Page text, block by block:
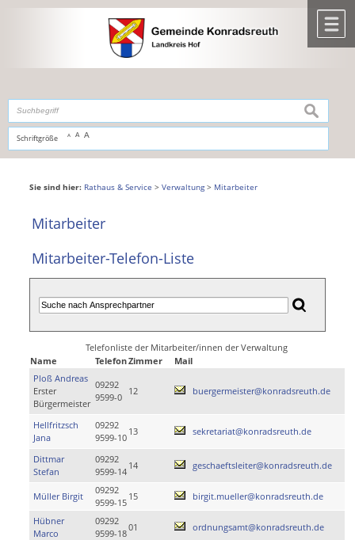
,zur Navigationoderzur Startseitespringen.
Schriftgröße A A A
suchen
Sie sind hier: Rathaus & Service > Verwaltung> Mitarbeiter
Mitarbeiter
Mitarbeiter-Telefon-Liste
Telefonliste der Mitarbeiter/innen der Verwaltung
Name
TelefonZimmer
Mail
Ploß Andreas
Erster
Bürgermeister
09292
9599-0
12 buergermeister@konradsreuth.de
Hellfritzsch
Jana
09292
9599-10
13 sekretariat@konradsreuth.de
Dittmar
Stefan
09292
9599-14
14 geschaeftsleiter@konradsreuth.de
Müller Birgit
09292
9599-15
15 birgit.mueller@konradsreuth.de
Hübner
Marco
09292
9599-18
01 ordnungsamt@konradsreuth.de